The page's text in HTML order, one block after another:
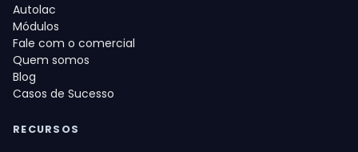
Autolac
Módulos
Fale com o comercial
Quem somos
Blog
Casos de Sucesso
RECURSOS